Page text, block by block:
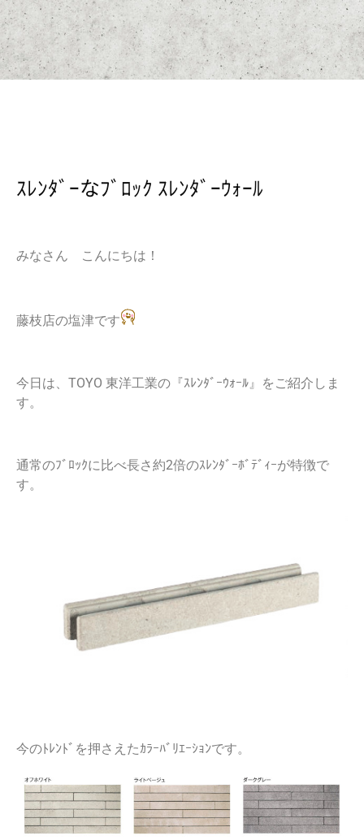
ｽﾚﾝﾀﾞｰなﾌﾞﾛｯｸ ｽﾚﾝﾀﾞｰｳｫｰﾙ
みなさん こんにちは！
藤枝店の塩津です
今日は、TOYO 東洋工業の『ｽﾚﾝﾀﾞｰｳｫｰﾙ』をご紹介しま
す。
通常のﾌﾞﾛｯｸに比べ長さ約2倍のｽﾚﾝﾀﾞｰﾎﾞﾃﾞｨｰが特徴で
す。
今のﾄﾚﾝﾄﾞを押さえたｶﾗｰﾊﾞﾘｴｰｼｮﾝです。